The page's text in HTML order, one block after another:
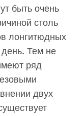
быть очень
столь
лонгитюдных
Тем не
ряд
двух